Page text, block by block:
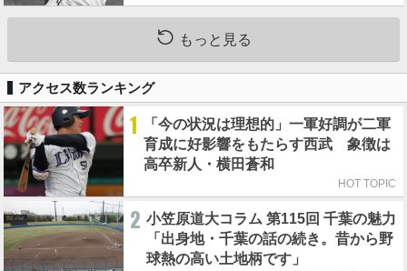
もっと見る
アクセス数ランキング
1
「今の状況は理想的」一軍好調が二軍
育成に好影響をもたらす西武 象徴は
高卒新人・横田蒼和
HOT TOPIC
2 小笠原道大コラム 第115回 千葉の魅力
「出身地・千葉の話の続き。昔から野
球熱の高い土地柄です」